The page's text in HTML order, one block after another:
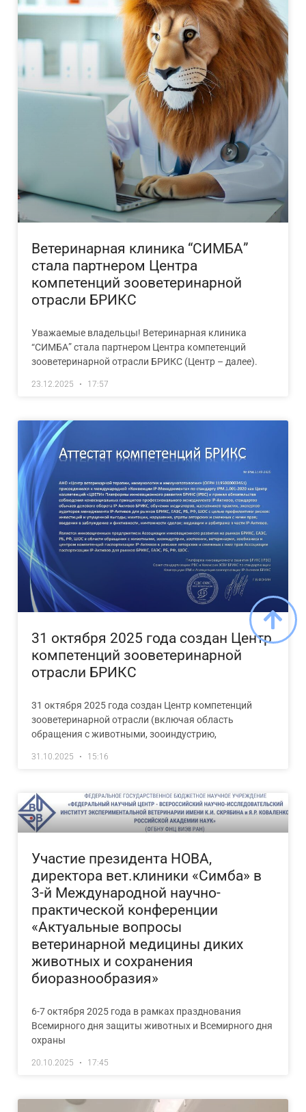
Ветеринарная клиника “СИМБА”
стала партнером Центра
компетенций зооветеринарной
отрасли БРИКС
Уважаемые владельцы! Ветеринарная клиника
“СИМБА” стала партнером Центра компетенций
зооветеринарной отрасли БРИКС (Центр – далее).
23.12.2025 17:57
31 октября 2025 года создан Центр
компетенций зооветеринарной
отрасли БРИКС
31 октября 2025 года создан Центр компетенций
зооветеринарной отрасли (включая область
обращения с животными, зооиндустрию,
31.10.2025 15:16
Участие президента НОВА,
директора вет.клиники «Симба» в
3-й Международной научно-
практической конференции
«Актуальные вопросы
ветеринарной медицины диких
животных и сохранения
биоразнообразия»
6-7 октября 2025 года в рамках празднования
Всемирного дня защиты животных и Всемирного дня
охраны
20.10.2025 17:45